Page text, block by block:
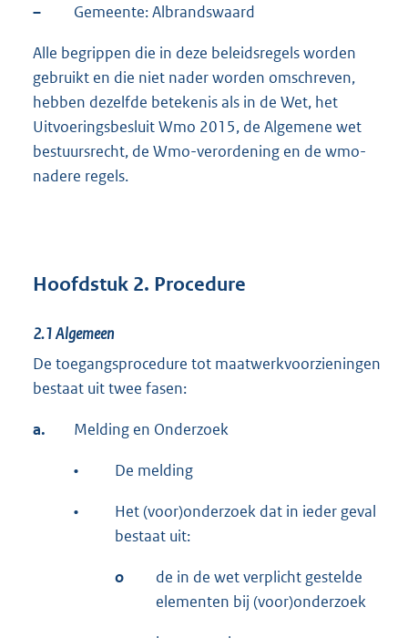
– Gemeente: Albrandswaard
Alle begrippen die in deze beleidsregels worden
gebruikt en die niet nader worden omschreven,
hebben dezelfde betekenis als in de Wet, het
Uitvoeringsbesluit Wmo 2015, de Algemene wet
bestuursrecht, de Wmo-verordening en de wmo-
nadere regels.
Hoofdstuk 2. Procedure
2.1Algemeen
De toegangsprocedure tot maatwerkvoorzieningen
bestaat uit twee fasen:
a. Melding en Onderzoek
• De melding
•
Het (voor)onderzoek dat in ieder geval
bestaat uit:
o
de in de wet verplicht gestelde
elementen bij (voor)onderzoek